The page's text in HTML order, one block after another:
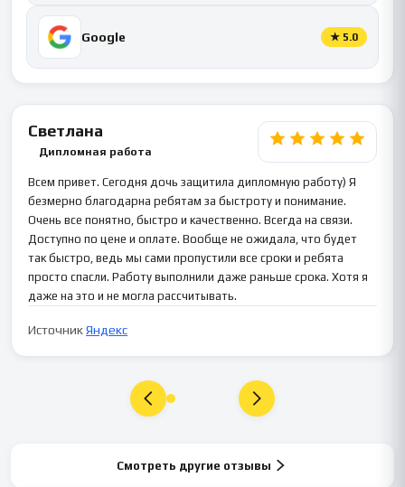
Google ★ 5.0
Светлана
Дипломная работа
Всем привет. Сегодня дочь защитила дипломную работу) Я
безмерно благодарна ребятам за быстроту и понимание.
Очень все понятно, быстро и качественно. Всегда на связи.
Доступно по цене и оплате. Вообще не ожидала, что будет
так быстро, ведь мы сами пропустили все сроки и ребята
просто спасли. Работу выполнили даже раньше срока. Хотя я
даже на это и не могла рассчитывать.
ИсточникЯндекс
Смотреть другие отзывы